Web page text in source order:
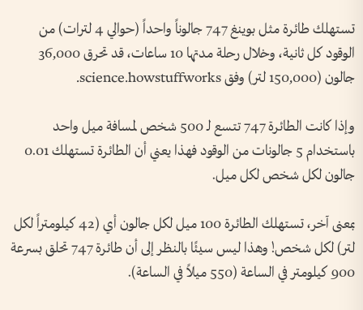
تستهلك طائرة مثل بوينغ 747 جالوناً واحداً (حوالي 4 لترات) من
الوقود كل ثانية، وخلال رحلة مدتها 10 ساعات، قد تحرق 36,000
جالون (150,000 لتر) وفق science.howstuffworks.
وإذا كانت الطائرة 747 تتسع لـ 500 شخص لمسافة ميل واحد
باستخدام 5 جالونات من الوقود فهذا يعني أن الطائرة تستهلك 0.01
جالون لكل شخص لكل ميل.
بمعنى آخر، تستهلك الطائرة 100 ميل لكل جالون أي (42 كيلومتراً لكل
لتر) لكل شخص! وهذا ليس سيئًا بالنظر إلى أن طائرة 747 تحلق بسرعة
900 كيلومتر في الساعة (550 ميلاً في الساعة).